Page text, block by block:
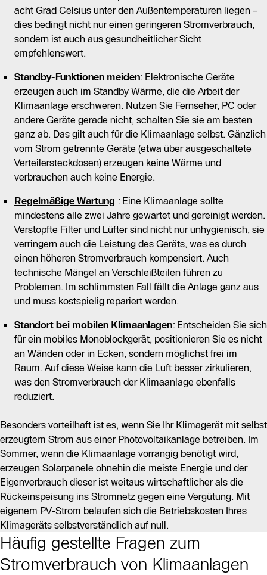
acht Grad Celsius unter den Außentemperaturen liegen –
dies bedingt nicht nur einen geringeren Stromverbrauch,
sondern ist auch aus gesundheitlicher Sicht
empfehlenswert.
Standby-Funktionen meiden: Elektronische Geräte
erzeugen auch im Standby Wärme, die die Arbeit der
Klimaanlage erschweren. Nutzen Sie Fernseher, PC oder
andere Geräte gerade nicht, schalten Sie sie am besten
ganz ab. Das gilt auch für die Klimaanlage selbst. Gänzlich
vom Strom getrennte Geräte (etwa über ausgeschaltete
Verteilersteckdosen) erzeugen keine Wärme und
verbrauchen auch keine Energie.
Regelmäßige Wartung : Eine Klimaanlage sollte
mindestens alle zwei Jahre gewartet und gereinigt werden.
Verstopfte Filter und Lüfter sind nicht nur unhygienisch, sie
verringern auch die Leistung des Geräts, was es durch
einen höheren Stromverbrauch kompensiert. Auch
technische Mängel an Verschleißteilen führen zu
Problemen. Im schlimmsten Fall fällt die Anlage ganz aus
und muss kostspielig repariert werden.
Standort bei mobilen Klimaanlagen: Entscheiden Sie sich
für ein mobiles Monoblockgerät, positionieren Sie es nicht
an Wänden oder in Ecken, sondern möglichst frei im
Raum. Auf diese Weise kann die Luft besser zirkulieren,
was den Stromverbrauch der Klimaanlage ebenfalls
reduziert.
Besonders vorteilhaft ist es, wenn Sie Ihr Klimagerät mit selbst
erzeugtem Strom aus einer Photovoltaikanlage betreiben. Im
Sommer, wenn die Klimaanlage vorrangig benötigt wird,
erzeugen Solarpanele ohnehin die meiste Energie und der
Eigenverbrauch dieser ist weitaus wirtschaftlicher als die
Rückeinspeisung ins Stromnetz gegen eine Vergütung. Mit
eigenem PV-Strom belaufen sich die Betriebskosten Ihres
Klimageräts selbstverständlich auf null.
Häufig gestellte Fragen zum
Stromverbrauch von Klimaanlagen